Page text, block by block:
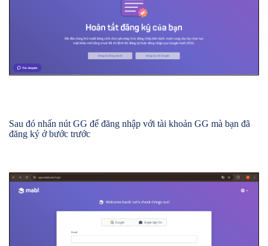
Sau đó nhấn nút GG để đăng nhập với tài khoản GG mà bạn đã
đăng ký ở bước trước